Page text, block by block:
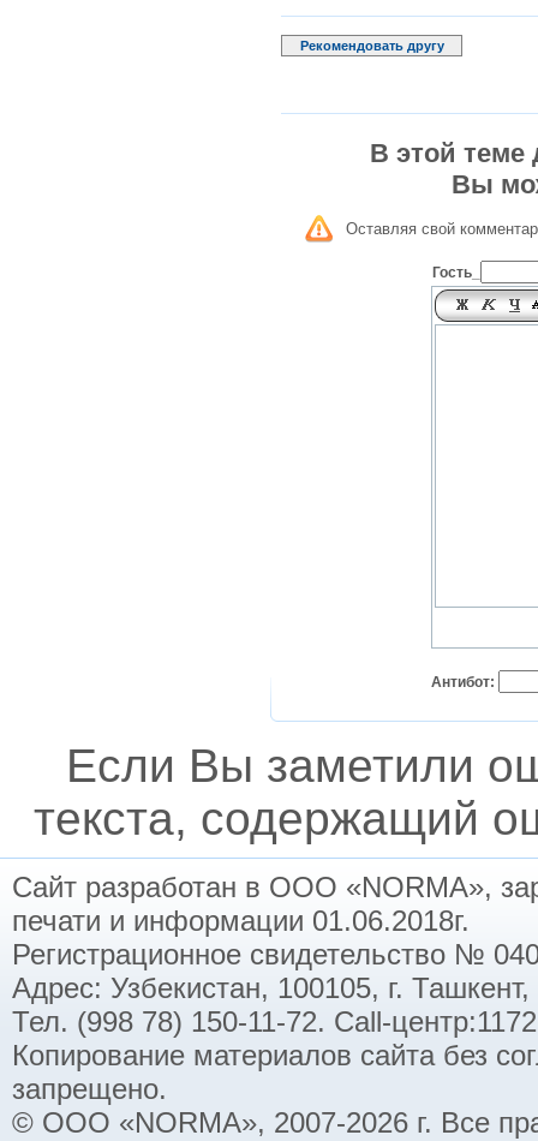
Рекомендовать другу
В этой теме
Вы
Оставляя свой
Гость_
Антибот:
Если Вы заметили
текста, содержащий
Сайт разработан в ООО «NORMA»,
печати и информации 01.06.2018г.
Регистрационное свидетельство №
Адрес: Узбекистан, 100105, г.
Тел. (998 78) 150-11-72. Call-
Копирование материалов сайта без
запрещено.
© ООО «NORMA», 2007-2026 г. Все